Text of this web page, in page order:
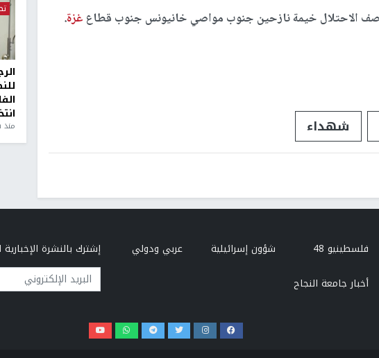
غزة.
شهداء منذ
فلسطينيو 48 شؤون إسرائيلية
عربي ودولي
أخبار جامعة النجاح
إشترك بالنشرة الإخبارية
البريد الإلكتروني